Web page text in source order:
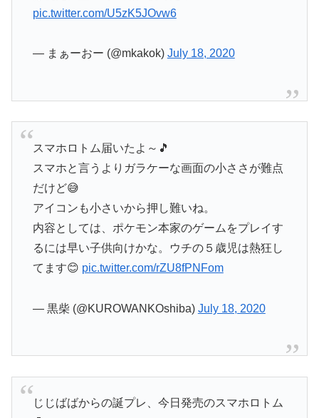
pic.twitter.com/U5zK5JOvw6
— まぁーおー (@mkakok) July 18, 2020
スマホロトム届いたよ～🎵
スマホと言うよりガラケーな画面の小ささが難点
だけど😅
アイコンも小さいから押し難いね。
内容としては、ポケモン本家のゲームをプレイす
るには早い子供向けかな。ウチの５歳児は熱狂し
てます😊 pic.twitter.com/rZU8fPNFom
— 黒柴 (@KUROWANKOshiba) July 18, 2020
じじばばからの誕プレ、今日発売のスマホロトム